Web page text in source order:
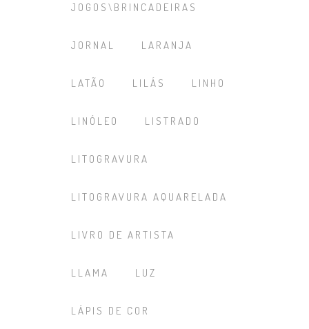
JOGOS\BRINCADEIRAS
JORNAL LARANJA
LATÃO LILÁS LINHO
LINÓLEO LISTRADO
LITOGRAVURA
LITOGRAVURA AQUARELADA
LIVRO DE ARTISTA
LLAMA LUZ
LÁPIS DE COR